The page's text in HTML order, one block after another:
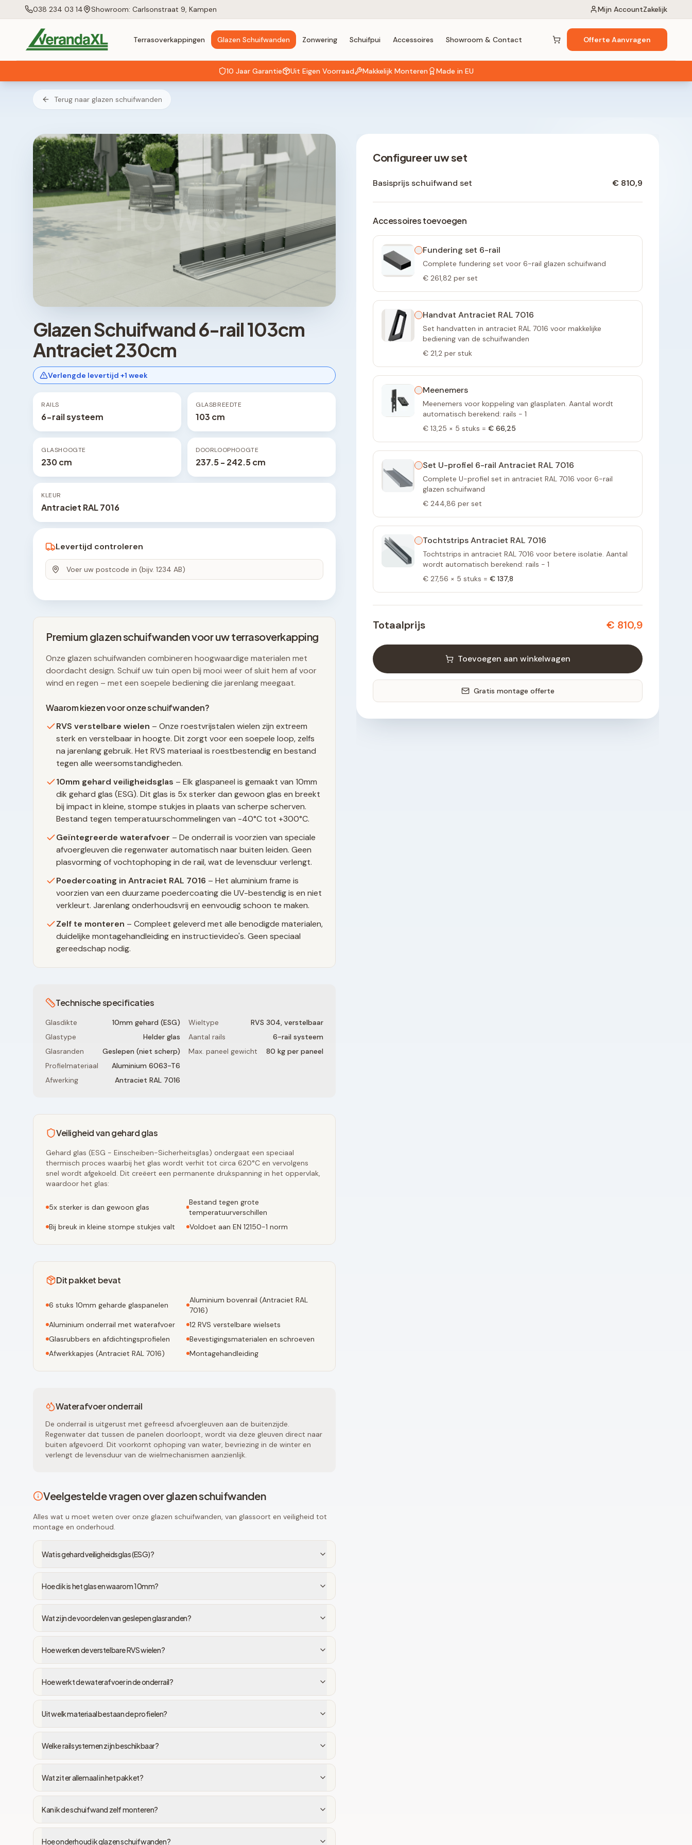
038 234 03 14 Showroom: Carlsonstraat 9, Kampen Mijn AccountZakelijk
Terrasoverkappingen Glazen Schuifwanden Zonwering Schuifpui Accessoires Showroom & Contact Winkelwagen (0items)
Offerte Aanvragen
10 Jaar Garantie Uit Eigen Voorraad Makkelijk Monteren Made in EU
Terug naar glazen schuifwanden
HOWQ®
Glazen Schuifwand 6-rail 103cm
Antraciet 230cm
Verlengde levertijd +1 week
RAILS
6-rail systeem
GLASBREEDTE
103 cm
GLASHOOGTE
230 cm
DOORLOOPHOOGTE
237.5 - 242.5 cm
KLEUR
Antraciet RAL 7016
Levertijd controleren
Premium glazen schuifwanden voor uw terrasoverkapping
Onze glazen schuifwanden combineren hoogwaardige materialen met
doordacht design. Schuif uw tuin open bij mooi weer of sluit hem af voor
wind en regen – met een soepele bediening die jarenlang meegaat.
Waarom kiezen voor onze schuifwanden?
RVS verstelbare wielen – Onze roestvrijstalen wielen zijn extreem
sterk en verstelbaar in hoogte. Dit zorgt voor een soepele loop, zelfs
na jarenlang gebruik. Het RVS materiaal is roestbestendig en bestand
tegen alle weersomstandigheden.
10mm gehard veiligheidsglas – Elk glaspaneel is gemaakt van 10mm
dik gehard glas (ESG). Dit glas is 5x sterker dan gewoon glas en breekt
bij impact in kleine, stompe stukjes in plaats van scherpe scherven.
Bestand tegen temperatuurschommelingen van -40°C tot +300°C.
Geïntegreerde waterafvoer – De onderrail is voorzien van speciale
afvoergleuven die regenwater automatisch naar buiten leiden. Geen
plasvorming of vochtophoping in de rail, wat de levensduur verlengt.
Poedercoating in Antraciet RAL 7016 – Het aluminium frame is
voorzien van een duurzame poedercoating die UV-bestendig is en niet
verkleurt. Jarenlang onderhoudsvrij en eenvoudig schoon te maken.
Zelf te monteren – Compleet geleverd met alle benodigde materialen,
duidelijke montagehandleiding en instructievideo's. Geen speciaal
gereedschap nodig.
Technische specificaties
Glasdikte
10mm gehard (ESG)
Glastype
Helder glas
Glasranden
Geslepen (niet scherp)
Profielmateriaal
Aluminium 6063-T6
Afwerking
Antraciet RAL 7016
Wieltype
RVS 304, verstelbaar
Aantal rails
6-rail systeem
Max. paneel gewicht
80 kg per paneel
Veiligheid van gehard glas
Gehard glas (ESG - Einscheiben-Sicherheitsglas) ondergaat een speciaal
thermisch proces waarbij het glas wordt verhit tot circa 620°C en vervolgens
snel wordt afgekoeld. Dit creëert een permanente drukspanning in het oppervlak,
waardoor het glas:
5x sterker is dan gewoon glas
Bestand tegen grote
temperatuurverschillen
Bij breuk in kleine stompe stukjes valt
Voldoet aan EN 12150-1 norm
Dit pakket bevat
6 stuks 10mm geharde glaspanelen
Aluminium bovenrail (Antraciet RAL
7016)
Aluminium onderrail met waterafvoer
12 RVS verstelbare wielsets
Glasrubbers en afdichtingsprofielen
Bevestigingsmaterialen en schroeven
Afwerkkapjes (Antraciet RAL 7016) Montagehandleiding
Waterafvoer onderrail
De onderrail is uitgerust met gefreesd afvoergleuven aan de buitenzijde.
Regenwater dat tussen de panelen doorloopt, wordt via deze gleuven direct naar
buiten afgevoerd. Dit voorkomt ophoping van water, bevriezing in de winter en
verlengt de levensduur van de wielmechanismen aanzienlijk.
Veelgestelde vragen over glazen schuifwanden
Alles wat u moet weten over onze glazen schuifwanden, van glassoort en veiligheid tot
montage en onderhoud.
Wat is gehard veiligheidsglas (ESG)?
Hoe dik is het glas en waarom 10mm?
Wat zijn de voordelen van geslepen glasranden?
Hoe werken de verstelbare RVS wielen?
Hoe werkt de waterafvoer in de onderrail?
Uit welk materiaal bestaan de profielen?
Welke railsystemen zijn beschikbaar?
Wat zit er allemaal in het pakket?
Kan ik de schuifwand zelf monteren?
Hoe onderhoud ik glazen schuifwanden?
Configureer uw set
Basisprijs schuifwand set € 810,9
Accessoires toevoegen
Fundering set 6-rail
Complete fundering set voor 6-rail glazen schuifwand
€ 261,82 per set
Handvat Antraciet RAL 7016
Set handvatten in antraciet RAL 7016 voor makkelijke
bediening van de schuifwanden
€ 21,2 per stuk
Meenemers
Meenemers voor koppeling van glasplaten. Aantal wordt
automatisch berekend: rails - 1
€ 13,25 × 5 stuks = € 66,25
Set U-profiel 6-rail Antraciet RAL 7016
Complete U-profiel set in antraciet RAL 7016 voor 6-rail
glazen schuifwand
€ 244,86 per set
Tochtstrips Antraciet RAL 7016
Tochtstrips in antraciet RAL 7016 voor betere isolatie. Aantal
wordt automatisch berekend: rails - 1
€ 27,56 × 5 stuks = € 137,8
Totaalprijs € 810,9
Toevoegen aan winkelwagen
Gratis montage offerte